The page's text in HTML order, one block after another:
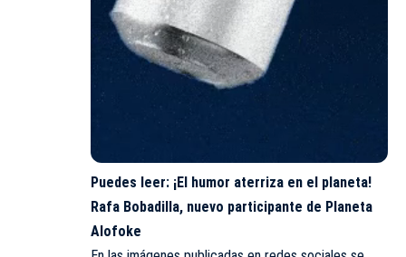
Puedes leer: ¡El humor aterriza en el planeta!
Rafa Bobadilla, nuevo participante de Planeta
Alofoke